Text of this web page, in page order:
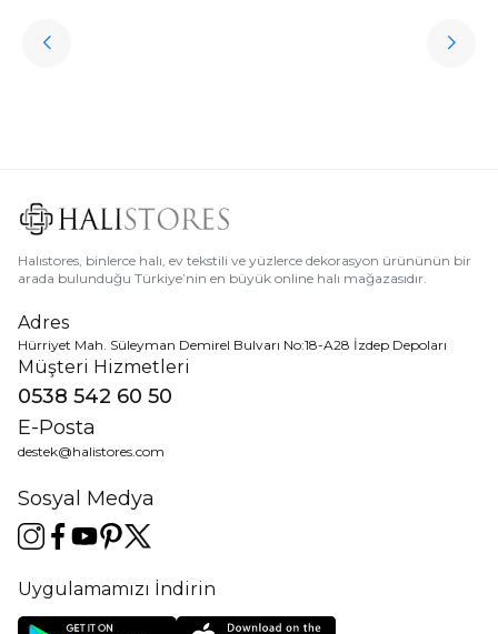
Favorilere Ekle
3.909,80
Halıstores, binlerce halı, ev tekstili ve yüzlerce dekorasyon ürününün bir
arada bulunduğu Türkiye’nin en büyük online halı mağazasıdır.
Adres
Hürriyet Mah. Süleyman Demirel Bulvarı No:18-A28 İzdep Depoları
Müşteri Hizmetleri
0538 542 60 50
E-Posta
destek@halistores.com
Sosyal Medya
Uygulamamızı İndirin